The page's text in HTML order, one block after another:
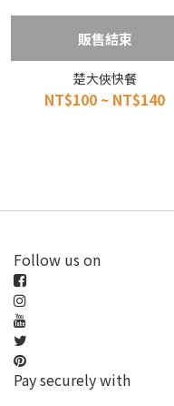
販售結束
楚大俠快餐
NT$100 ~ NT$140
Follow us on
Pay securely with